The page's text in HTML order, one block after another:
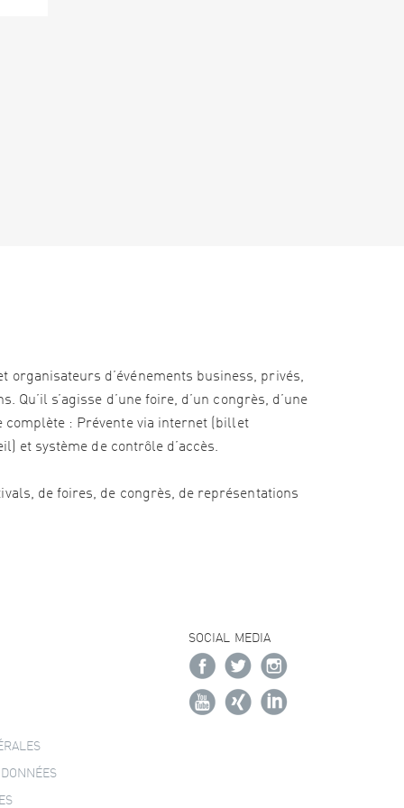
organisateurs d’événements business, privés,
s’agisse d’une foire, d’un congrès, d’une
complète : Prévente via internet (billet
et système de contrôle d’accès.
de foires, de congrès, de représentations
SOCIAL MEDIA